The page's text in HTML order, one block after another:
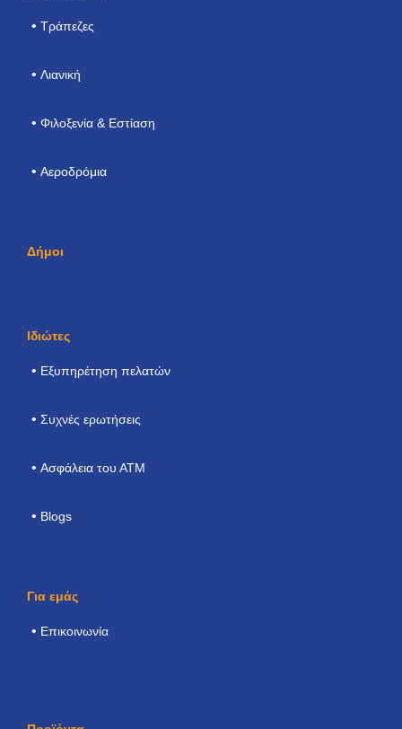
Τράπεζες
Λιανική
Φιλοξενία & Εστίαση
Αεροδρόμια
Δήμοι
Ιδιώτες
Εξυπηρέτηση πελατών
Συχνές ερωτήσεις
Ασφάλεια του ΑΤΜ
Blogs
Για εμάς
Επικοινωνία